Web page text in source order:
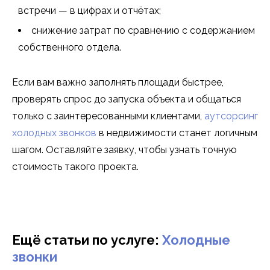
встречи — в цифрах и отчётах;
снижение затрат по сравнению с содержанием
собственного отдела.
Если вам важно заполнять площади быстрее,
проверять спрос до запуска объекта и общаться
только с заинтересованными клиентами, аутсорсинг
холодных звонков в недвижимости станет логичным
шагом. Оставляйте заявку, чтобы узнать точную
стоимость такого проекта.
Ещё статьи по услуге: Холодные
звонки